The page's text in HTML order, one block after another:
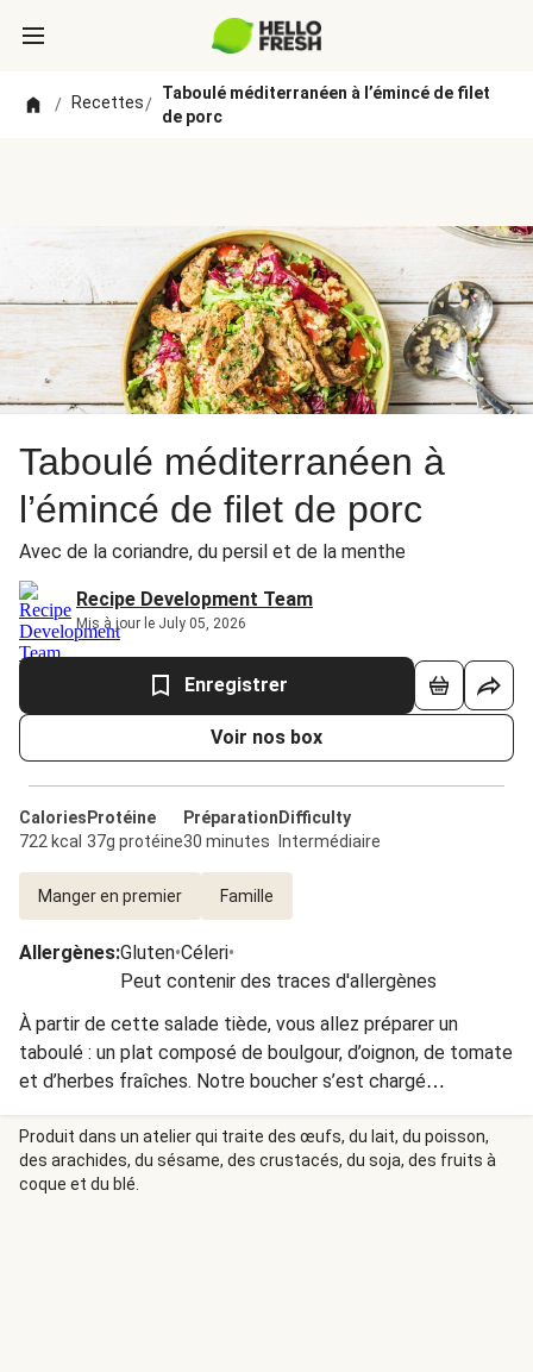
/ Recettes/
Taboulé méditerranéen à l’émincé de filet
de porc
Taboulé méditerranéen à
l’émincé de filet de porc
Avec de la coriandre, du persil et de la menthe
Recipe Development Team
Mis à jour le July 05, 2026
Enregistrer
Voir nos box
Calories
722 kcal
Protéine
37g protéine
Préparation
30 minutes
Difficulty
Intermédiaire
Manger en premier Famille
Allergènes:Gluten•Céleri•
Peut contenir des traces d'allergènes
À partir de cette salade tiède, vous allez préparer un
taboulé : un plat composé de boulgour, d’oignon, de tomate
et d’herbes fraîches. Notre boucher s’est chargé
d’assaisonner le porc pour vous : romarin, thym, origan,
cumin et cardamome.
Produit dans un atelier qui traite des œufs, du lait, du poisson,
des arachides, du sésame, des crustacés, du soja, des fruits à
coque et du blé.